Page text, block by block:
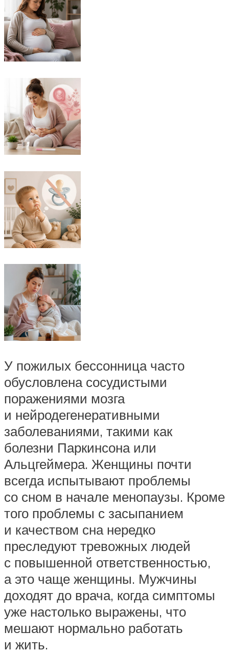
У пожилых бессонница часто
обусловлена сосудистыми
поражениями мозга
и нейродегенеративными
заболеваниями, такими как
болезни Паркинсона или
Альцгеймера. Женщины почти
всегда испытывают проблемы
со сном в начале менопаузы. Кроме
того проблемы с засыпанием
и качеством сна нередко
преследуют тревожных людей
с повышенной ответственностью,
а это чаще женщины. Мужчины
доходят до врача, когда симптомы
уже настолько выражены, что
мешают нормально работать
и жить.